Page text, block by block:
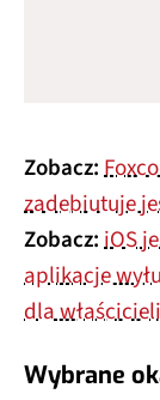
Zobacz:
zadebiutuje
Zobacz:iOS
aplikacje
dla
Wybrane